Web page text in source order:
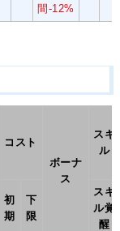
間-12%
コスト
ボーナ
ス
スキ
ル
初
期
下
限
スキ
ル覚
醒